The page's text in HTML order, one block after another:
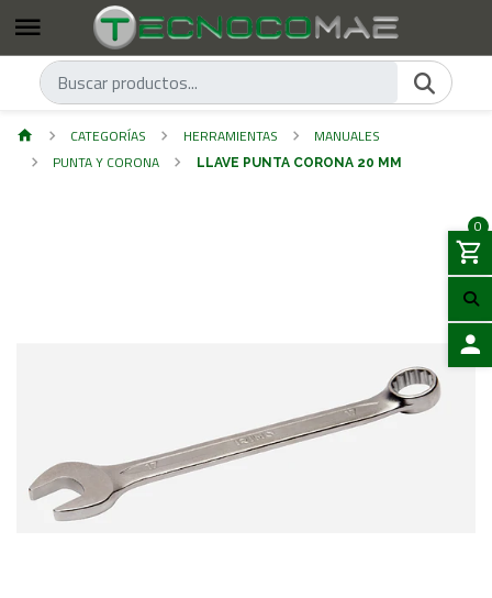
0
CATEGORÍAS HERRAMIENTAS
MANUALES
PUNTA Y CORONA
LLAVE PUNTA CORONA 20 MM